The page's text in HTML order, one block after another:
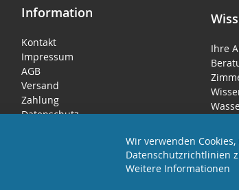
Information
Kontakt
Impressum
AGB
Versand
Zahlung
Datenschutz
Ihre
Wir verwenden
Datenschutzrichtlinien
Weitere Informationen